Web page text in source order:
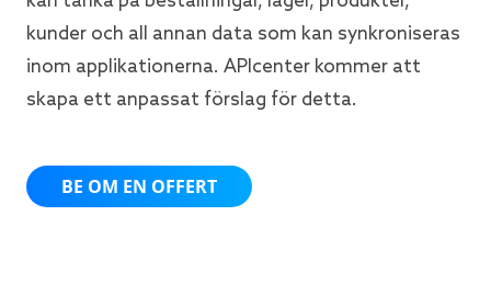
kunder och all annan data som kan synkroniseras
inom applikationerna. APIcenter kommer att
skapa ett anpassat förslag för detta.
BE OM EN OFFERT